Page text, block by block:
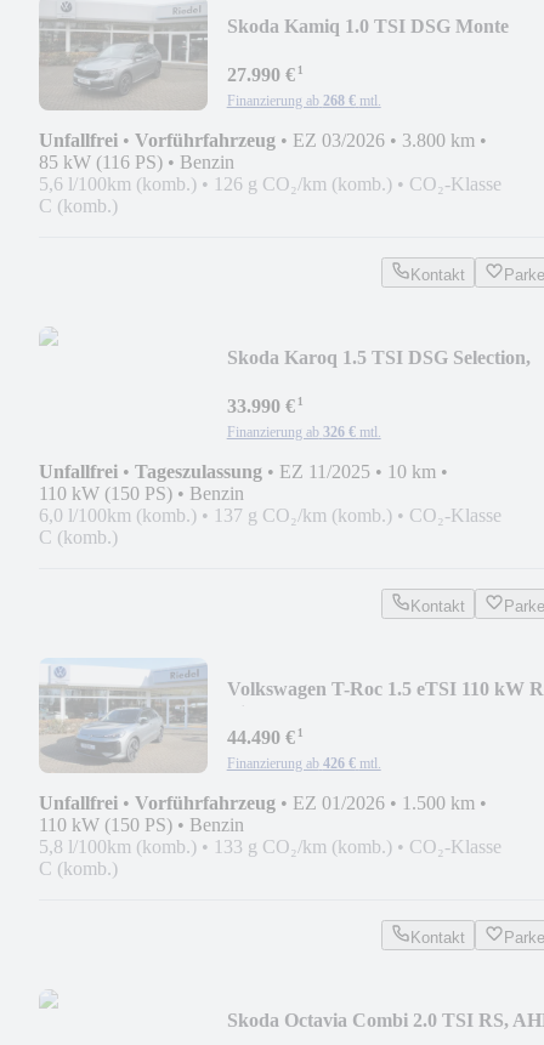
Skoda Kamiq 1.0 TSI DSG Monte
27.990 €¹
Finanzierung ab 268 € mtl.
Unfallfrei • Vorführfahrzeug • EZ 03/2026 • 3.800 km •
85 kW (116 PS) • Benzin
5,6 l/100km (komb.) • 126 g CO₂/km (komb.) • CO₂-Klasse
C (komb.)
Kontakt
Skoda Karoq 1.5 TSI DSG Selection,
33.990 €¹
Finanzierung ab 326 € mtl.
Unfallfrei • Tageszulassung • EZ 11/2025 • 10 km •
110 kW (150 PS) • Benzin
6,0 l/100km (komb.) • 137 g CO₂/km (komb.) • CO₂-Klasse
C (komb.)
Kontakt
Volkswagen T-Roc 1.5 eTSI 110 kW
44.490 €¹
Finanzierung ab 426 € mtl.
Unfallfrei • Vorführfahrzeug • EZ 01/2026 • 1.500 km •
110 kW (150 PS) • Benzin
5,8 l/100km (komb.) • 133 g CO₂/km (komb.) • CO₂-Klasse
C (komb.)
Kontakt
Skoda Octavia Combi 2.0 TSI RS,